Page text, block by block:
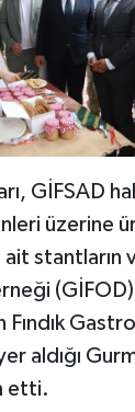
GİFSAD
üzerine
stantların
Fındık
aldığı
etti.